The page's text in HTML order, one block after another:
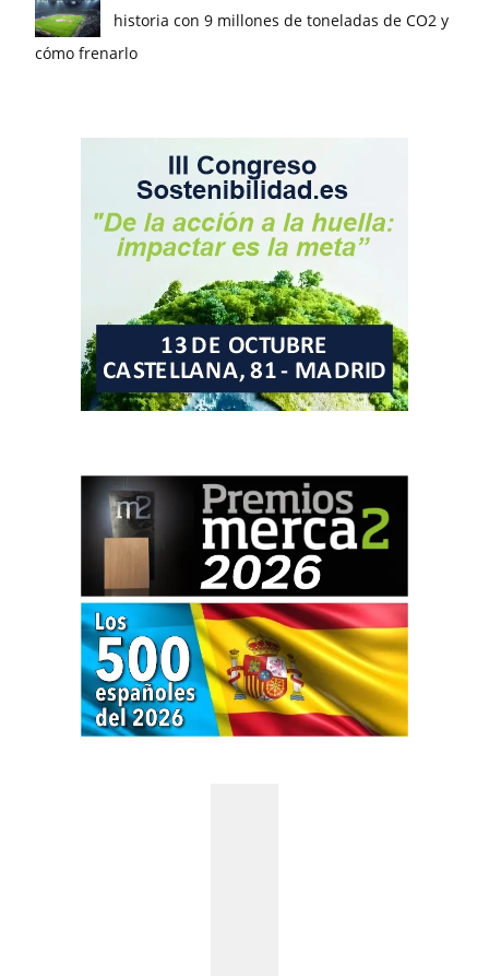
historia con 9 millones de toneladas de CO2 y
cómo frenarlo